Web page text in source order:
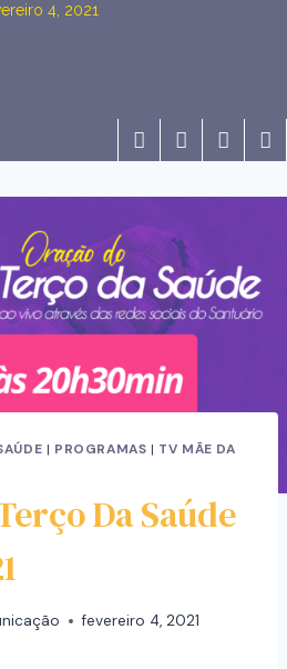
4, 2021
| PROGRAMAS | TV MÃE DA
Da Saúde
fevereiro 4, 2021